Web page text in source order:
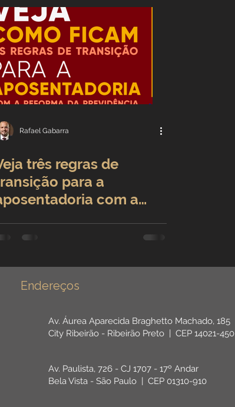
Rafael Gabarra
três regras de
para a
com a
Endereços
Av. Áurea Aparecida Braghetto Machado, 185
City Ribeirão - Ribeirão Preto | CEP 14021-450
Av. Paulista, 726 - CJ 1707 - 17º Andar
Bela Vista - São Paulo | CEP 01310-910